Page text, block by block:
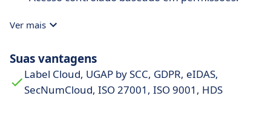
Ver mais
Suas vantagens
Label Cloud, UGAP by SCC, GDPR, eIDAS,
SecNumCloud, ISO 27001, ISO 9001, HDS